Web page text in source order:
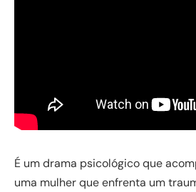
É um drama psicológico que
uma mulher que enfrenta um